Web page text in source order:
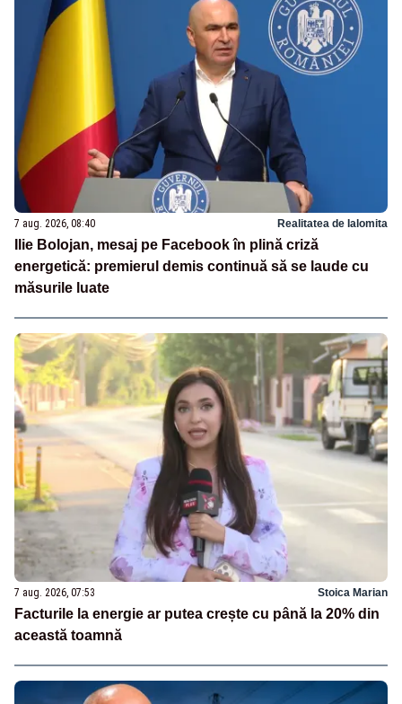
7 aug. 2026, 08:40 Realitatea de Ialomita
Ilie Bolojan, mesaj pe Facebook în plină criză
energetică: premierul demis continuă să se laude cu
măsurile luate
7 aug. 2026, 07:53 Stoica Marian
Facturile la energie ar putea crește cu până la 20% din
această toamnă